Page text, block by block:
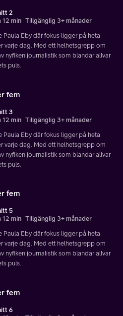
2
12 min Tillgänglig 3+ månader
Eby där fokus ligger på heta
varje dag. Med ett helhetsgrepp om
nyfiken journalistik som blandar allvar
puls.
fem
3
12 min Tillgänglig 3+ månader
Eby där fokus ligger på heta
varje dag. Med ett helhetsgrepp om
nyfiken journalistik som blandar allvar
puls.
fem
5
12 min Tillgänglig 3+ månader
Eby där fokus ligger på heta
varje dag. Med ett helhetsgrepp om
nyfiken journalistik som blandar allvar
puls.
fem
6